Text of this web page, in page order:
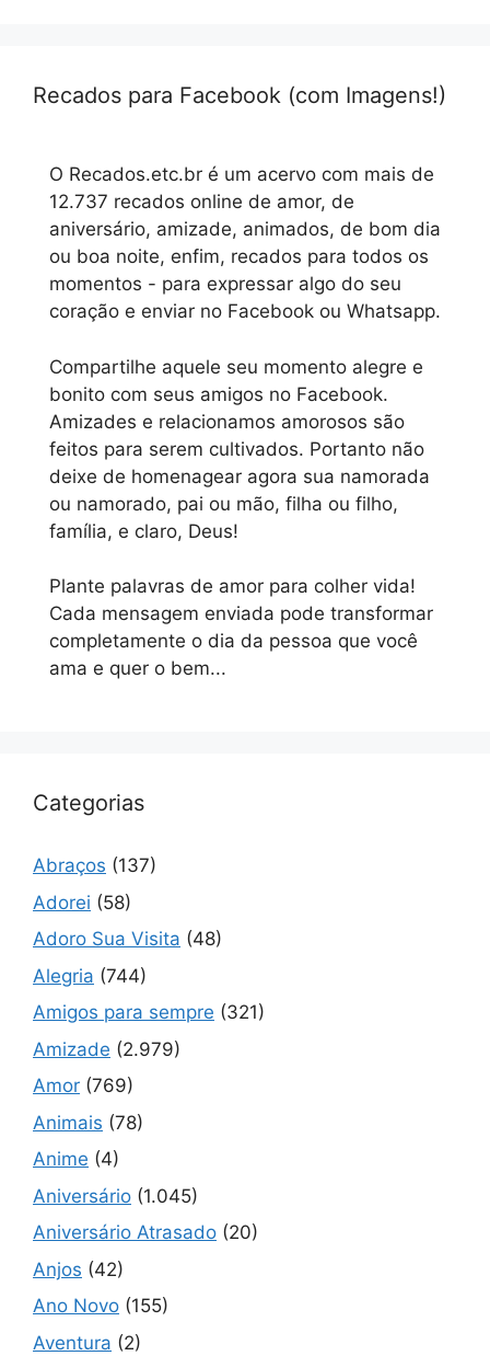
Recados para Facebook (com Imagens!)
O Recados.etc.br é um acervo com mais de
12.737 recados online de amor, de
aniversário, amizade, animados, de bom dia
ou boa noite, enfim, recados para todos os
momentos - para expressar algo do seu
coração e enviar no Facebook ou Whatsapp.
Compartilhe aquele seu momento alegre e
bonito com seus amigos no Facebook.
Amizades e relacionamos amorosos são
feitos para serem cultivados. Portanto não
deixe de homenagear agora sua namorada
ou namorado, pai ou mão, filha ou filho,
família, e claro, Deus!
Plante palavras de amor para colher vida!
Cada mensagem enviada pode transformar
completamente o dia da pessoa que você
ama e quer o bem...
Categorias
Abraços (137)
Adorei (58)
Adoro Sua Visita (48)
Alegria (744)
Amigos para sempre (321)
Amizade (2.979)
Amor (769)
Animais (78)
Anime (4)
Aniversário (1.045)
Aniversário Atrasado (20)
Anjos (42)
Ano Novo (155)
Aventura (2)